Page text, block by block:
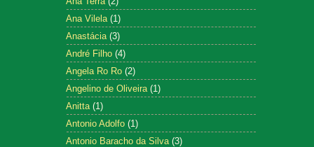
Ana Vilela (1)
Anastácia (3)
André Filho (4)
Angela Ro Ro (2)
Angelino de Oliveira (1)
Anitta (1)
Antonio Adolfo (1)
Antonio Baracho da Silva (3)